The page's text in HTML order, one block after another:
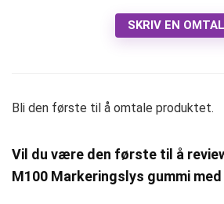
SKRIV EN
Bli den første til å omtale produktet.
Vil du være den første til å
M100 Markeringslys gummi